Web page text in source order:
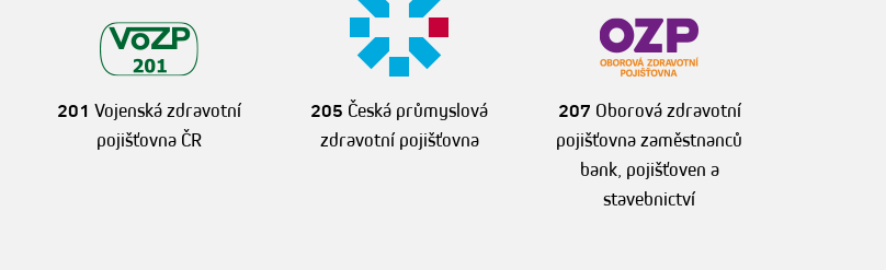
201 Vojenská zdravotní
pojišťovna ČR
205 Česká průmyslová
zdravotní pojišťovna
207 Oborová zdravotní
pojišťovna zaměstnanců
bank, pojišťoven a
stavebnictví